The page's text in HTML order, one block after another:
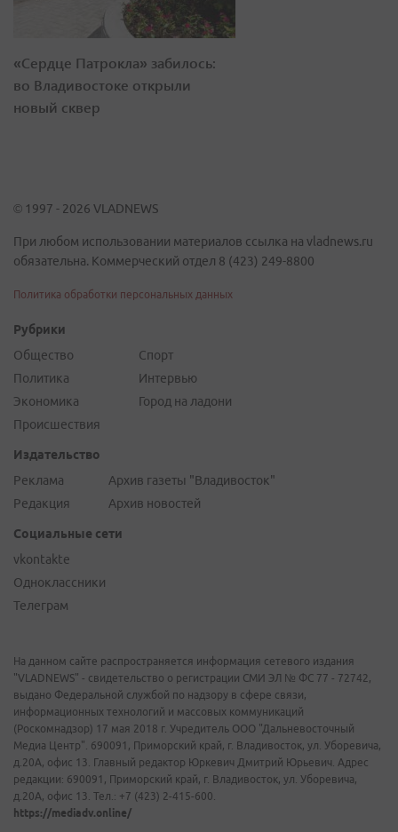
«Сердце Патрокла» забилось:
во Владивостоке открыли
новый сквер
© 1997 - 2026 VLADNEWS
При любом использовании материалов ссылка на vladnews.ru
обязательна. Коммерческий отдел 8 (423) 249-8800
Политика обработки персональных данных
Рубрики
Общество
Политика
Экономика
Происшествия
Спорт
Интервью
Город на ладони
Издательство
Реклама
Редакция
Архив газеты "Владивосток"
Архив новостей
Социальные сети
vkontakte
Одноклассники
Телеграм
На данном сайте распространяется информация сетевого издания
"VLADNEWS" - свидетельство о регистрации СМИ ЭЛ № ФС 77 - 72742,
выдано Федеральной службой по надзору в сфере связи,
информационных технологий и массовых коммуникаций
(Роскомнадзор) 17 мая 2018 г. Учредитель ООО "Дальневосточный
Медиа Центр". 690091, Приморский край, г. Владивосток, ул. Уборевича,
д.20А, офис 13. Главный редактор Юркевич Дмитрий Юрьевич. Адрес
редакции: 690091, Приморский край, г. Владивосток, ул. Уборевича,
д.20А, офис 13. Тел.: +7 (423) 2-415-600.
https://mediadv.online/